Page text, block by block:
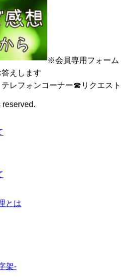
※会員専用フォーム
えします
レフォンコーナー☎リクエスト
とは
架-